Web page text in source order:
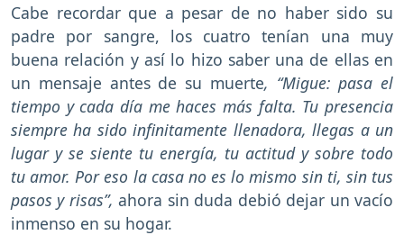
Cabe recordar que a pesar de no haber sido su
padre por sangre, los cuatro tenían una muy
buena relación y así lo hizo saber una de ellas en
un mensaje antes de su muerte, “Migue: pasa el
tiempo y cada día me haces más falta. Tu presencia
siempre ha sido infinitamente llenadora, llegas a un
lugar y se siente tu energía, tu actitud y sobre todo
tu amor. Por eso la casa no es lo mismo sin ti, sin tus
pasos y risas”, ahora sin duda debió dejar un vacío
inmenso en su hogar.